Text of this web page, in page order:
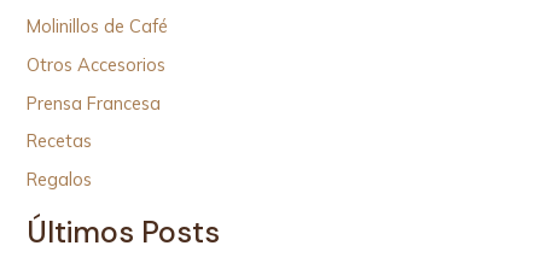
Molinillos de Café
Otros Accesorios
Prensa Francesa
Recetas
Regalos
Últimos Posts